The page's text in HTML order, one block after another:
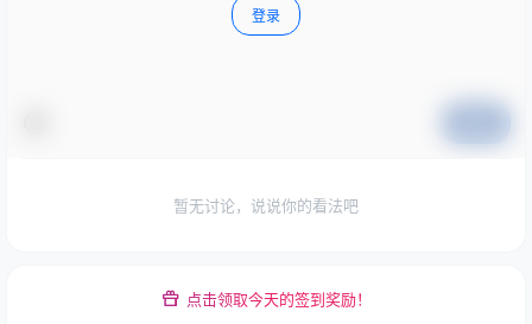
登录
暂无讨论，说说你的看法吧
点击领取今天的签到奖励！